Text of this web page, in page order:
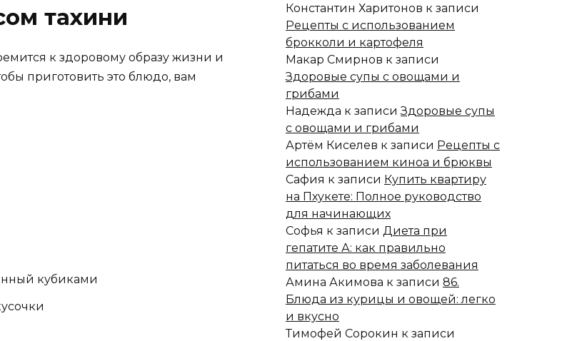
тахини
к здоровому образу жизни и
приготовить это блюдо, вам
кубиками
Константин Харитонов к записи
Рецепты с использованием
брокколи и картофеля
Макар Смирнов к записи
Здоровые супы с овощами и
грибами
Надежда к записиЗдоровые супы
с овощами и грибами
Артём Киселев к записи Рецепты с
использованием киноа и брюквы
Сафия к записи Купить квартиру
на Пхукете: Полное руководство
для начинающих
Софья к записи Диета при
гепатите А: как правильно
питаться во время заболевания
Амина Акимова к записи 86.
Блюда из курицы и овощей: легко
и вкусно
Тимофей Сорокин к записи